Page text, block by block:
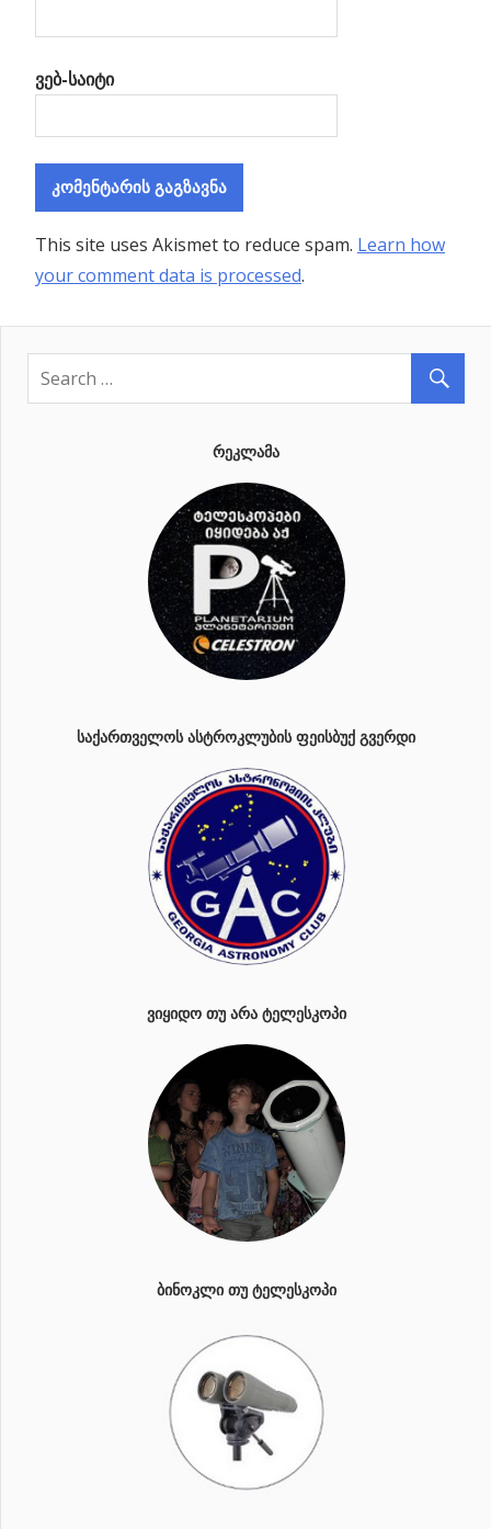
ვებ-საიტი
This site uses Akismet to reduce spam. Learn how
your comment data is processed.
ᲠᲔᲙᲚᲐᲛᲐ
ᲡᲐᲥᲐᲠᲗᲕᲔᲚᲝᲡ ᲐᲡᲢᲠᲝᲙᲚᲣᲑᲘᲡ ᲤᲔᲘᲡᲑᲣᲥ ᲒᲕᲔᲠᲓᲘ
ᲕᲘᲧᲘᲓᲝ ᲗᲣ ᲐᲠᲐ ᲢᲔᲚᲔᲡᲙᲝᲞᲘ
ᲑᲘᲜᲝᲙᲚᲘ ᲗᲣ ᲢᲔᲚᲔᲡᲙᲝᲞᲘ